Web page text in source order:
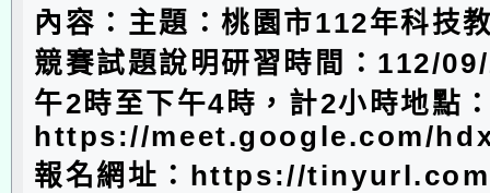
內容：主題：桃園市112年科技
競賽試題說明研習時間：112/
午2時至下午4時，計2小時地點
https://meet.google.com/
報名網址：https://